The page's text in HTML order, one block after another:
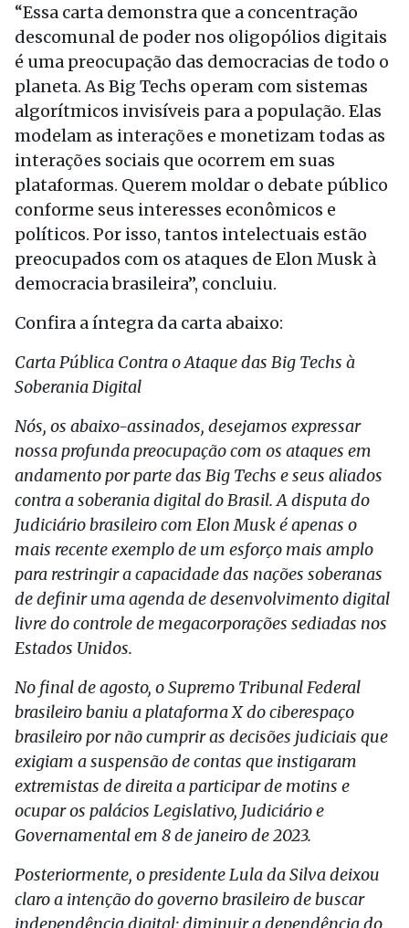
“Essa carta demonstra que a concentração
descomunal de poder nos oligopólios digitais
é uma preocupação das democracias de todo o
planeta. As Big Techs operam com sistemas
algorítmicos invisíveis para a população. Elas
modelam as interações e monetizam todas as
interações sociais que ocorrem em suas
plataformas. Querem moldar o debate público
conforme seus interesses econômicos e
políticos. Por isso, tantos intelectuais estão
preocupados com os ataques de Elon Musk à
democracia brasileira”, concluiu.
Confira a íntegra da carta abaixo:
Carta Pública Contra o Ataque das Big Techs à
Soberania Digital
Nós, os abaixo-assinados, desejamos expressar
nossa profunda preocupação com os ataques em
andamento por parte das Big Techs e seus aliados
contra a soberania digital do Brasil. A disputa do
Judiciário brasileiro com Elon Musk é apenas o
mais recente exemplo de um esforço mais amplo
para restringir a capacidade das nações soberanas
de definir uma agenda de desenvolvimento digital
livre do controle de megacorporações sediadas nos
Estados Unidos.
No final de agosto, o Supremo Tribunal Federal
brasileiro baniu a plataforma X do ciberespaço
brasileiro por não cumprir as decisões judiciais que
exigiam a suspensão de contas que instigaram
extremistas de direita a participar de motins e
ocupar os palácios Legislativo, Judiciário e
Governamental em 8 de janeiro de 2023.
Posteriormente, o presidente Lula da Silva deixou
claro a intenção do governo brasileiro de buscar